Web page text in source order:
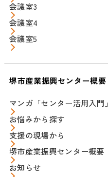
会議室3
会議室4
会議室5
堺市産業振興センター概要
マンガ「センター活用入門」
お悩みから探す
支援の現場から
堺市産業振興センター概要
お知らせ